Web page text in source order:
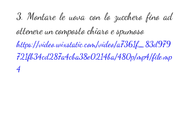
3. Montare le uova con lo zucchero fino ad
ottenere un composto chiaro e spumoso
https://video.wixstatic.com/video/a7361f_83d979
721fb34cd287a4cba38e0214ba/480p/mp4/file.mp
4